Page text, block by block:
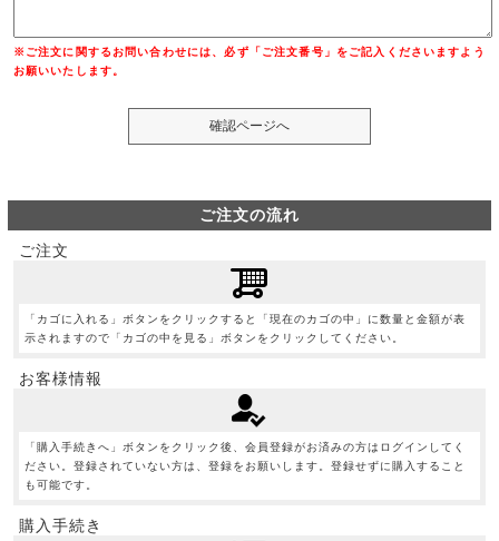
※ご注文に関するお問い合わせには、必ず「ご注文番号」をご記入くださいますよう
お願いいたします。
ご注文の流れ
ご注文
「カゴに入れる」ボタンをクリックすると「現在のカゴの中」に数量と金額が表
示されますので「カゴの中を見る」ボタンをクリックしてください。
お客様情報
「購入手続きへ」ボタンをクリック後、会員登録がお済みの方はログインしてく
ださい。登録されていない方は、登録をお願いします。登録せずに購入すること
も可能です。
購入手続き